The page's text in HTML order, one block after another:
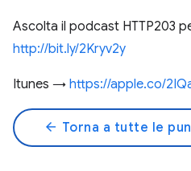
Ascolta il podcast HTTP203
http://bit.ly/2Kryv2y
Itunes → https://apple.co/
arrow_back Torna a tutte le